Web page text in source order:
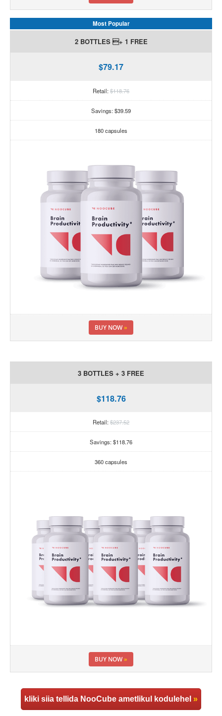
Most Popular
2 BOTTLES + 1 FREE
$79.17
Retail:$118.76
Savings: $39.59
180 capsules
BUY NOW»
3 BOTTLES + 3 FREE
$118.76
Retail:$237.52
Savings: $118.76
360 capsules
BUY NOW»
kliki siia tellida NooCube ametlikul kodulehel »